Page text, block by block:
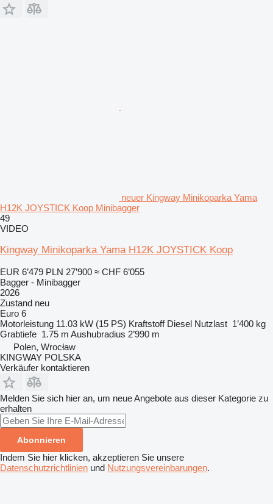
neuer Kingway Minikoparka Yama
H12K JOYSTICK Koop Minibagger
49
VIDEO
Kingway Minikoparka Yama H12K JOYSTICK Koop
EUR 6’479 PLN 27’900 ≈ CHF 6’055
Bagger - Minibagger
2026
Zustand neu
Euro 6
Motorleistung 11.03 kW (15 PS) Kraftstoff Diesel Nutzlast 1’400 kg
Grabtiefe 1.75 m Aushubradius 2’990 m
Polen, Wrocław
KINGWAY POLSKA
Verkäufer kontaktieren
Melden Sie sich hier an, um neue Angebote aus dieser Kategorie zu
erhalten
Abonnieren
Indem Sie hier klicken, akzeptieren Sie unsere
Datenschutzrichtlinien und Nutzungsvereinbarungen.